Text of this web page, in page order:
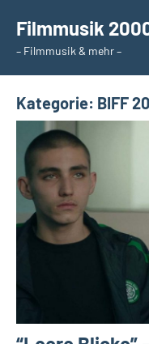
Inhalt
springen
Filmmusik
– Filmmusik & mehr –
Kategorie: BIFF